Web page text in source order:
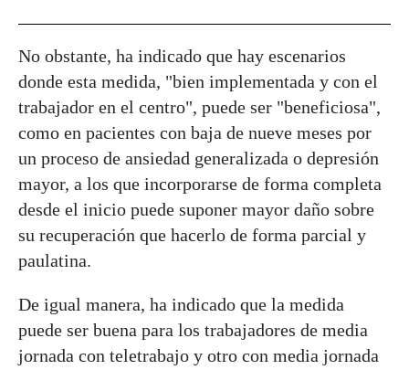
No obstante, ha indicado que hay escenarios
donde esta medida, "bien implementada y con el
trabajador en el centro", puede ser "beneficiosa",
como en pacientes con baja de nueve meses por
un proceso de ansiedad generalizada o depresión
mayor, a los que incorporarse de forma completa
desde el inicio puede suponer mayor daño sobre
su recuperación que hacerlo de forma parcial y
paulatina.
De igual manera, ha indicado que la medida
puede ser buena para los trabajadores de media
jornada con teletrabajo y otro con media jornada